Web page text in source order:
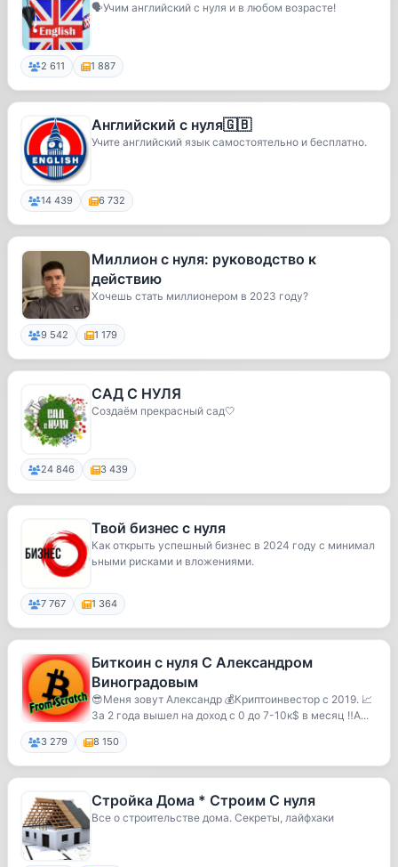
🗣Учим английский с нуля и в любом возрасте!
2 611 1 887
Английский с нуля🇬🇧
Учите английский язык самостоятельно и бесплатно.
14 439 6 732
Миллион с нуля: руководство к
действию
Хочешь стать миллионером в 2023 году?
9 542 1 179
САД С НУЛЯ
Создаём прекрасный сад🤍
24 846 3 439
Твой бизнес с нуля
Как открыть успешный бизнес в 2024 году с минимал
ьными рисками и вложениями.
7 767 1 364
Биткоин с нуля С Александром
Виноградовым
😎Меня зовут Александр 💰Криптоинвестор с 2019. 📈
За 2 года вышел на доход с 0 до 7-10к$ в месяц ‼️А...
3 279 8 150
Стройка Дома * Строим С нуля
Все о строительстве дома. Секреты, лайфхаки